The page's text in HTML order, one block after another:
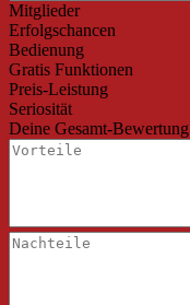
Mitglieder
Erfolgschancen
Bedienung
Gratis Funktionen
Preis-Leistung
Seriosität
Deine Gesamt-Bewertung